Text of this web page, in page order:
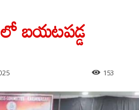
బయటపడ్డ
153